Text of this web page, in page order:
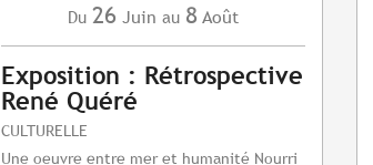
Du 26 Juin au 8 Août
Exposition : Rétrospective
René Quéré
CULTURELLE
Une oeuvre entre mer et humanité Nourri